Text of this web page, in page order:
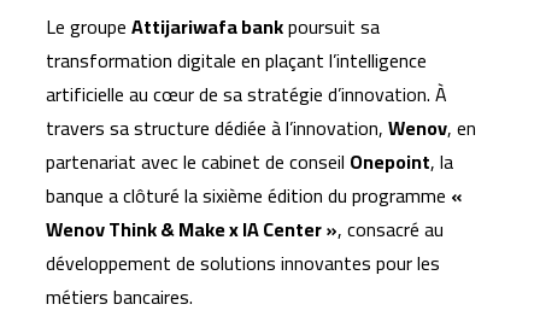
Cap Holding renforce sa présence dans
l’agroalimentaire avec l’acquisition de Forafric Maroc
Les ventes de voitures dépassent 152.000 unités au
Maroc, portées par les modèles électriques et les
marques chinoises
Le groupeAttijariwafa bankpoursuit sa
transformation digitale en plaçant l’intelligence
artificielle au cœur de sa stratégie d’innovation. À
travers sa structure dédiée à l’innovation,Wenov, en
partenariat avec le cabinet de conseil Onepoint, la
banque a clôturé la sixième édition du programme «
Wenov Think & Make x IA Center », consacré au
développement de solutions innovantes pour les
métiers bancaires.